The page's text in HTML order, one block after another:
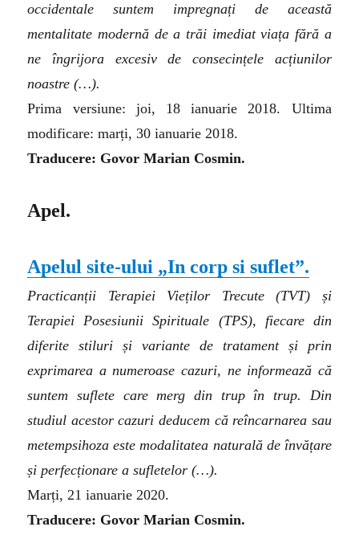
occidentale suntem impregnați de această
mentalitate modernă de a trăi imediat viața fără a
ne îngrijora excesiv de consecințele acțiunilor
noastre(…).
Prima versiune: joi, 18 ianuarie 2018. Ultima
modificare: marți, 30 ianuarie 2018.
Traducere: Govor Marian Cosmin.
Apel.
Apelul site-ului „In corp si suflet”.
Practicanții Terapiei Vieților Trecute (TVT) și
Terapiei Posesiunii Spirituale (TPS), fiecare din
diferite stiluri și variante de tratament și prin
exprimarea a numeroase cazuri, ne informează că
suntem suflete care merg din trup în trup. Din
studiul acestor cazuri deducem că reîncarnarea sau
metempsihoza este modalitatea naturală de învățare
și perfecționare a sufletelor(…).
Marți, 21 ianuarie 2020.
Traducere: Govor Marian Cosmin.